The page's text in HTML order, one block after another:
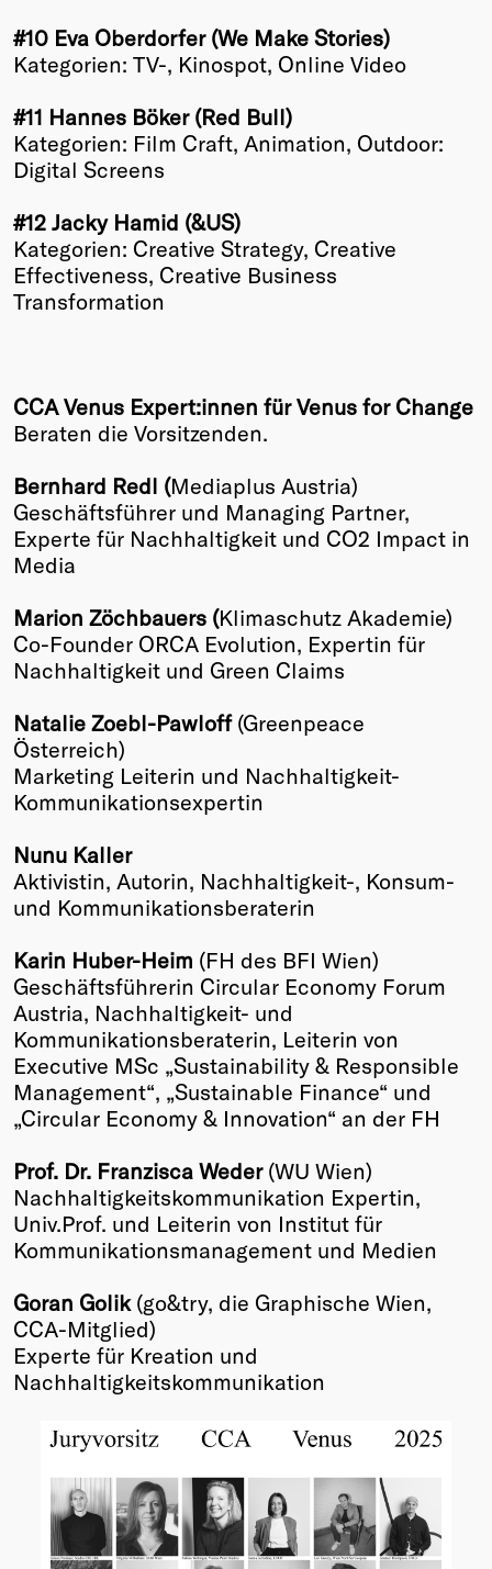
#10 Eva Oberdorfer (We Make Stories)
Kategorien: TV-, Kinospot, Online Video
#11 Hannes Böker (Red Bull)
Kategorien: Film Craft, Animation, Outdoor:
Digital Screens
#12 Jacky Hamid (&US)
Kategorien: Creative Strategy, Creative
Effectiveness, Creative Business
Transformation
CCA Venus Expert:innen für Venus for Change
Beraten die Vorsitzenden.
Bernhard Redl (Mediaplus Austria)
Geschäftsführer und Managing Partner,
Experte für Nachhaltigkeit und CO2 Impact in
Media
Marion Zöchbauers (Klimaschutz Akademie)
Co-Founder ORCA Evolution, Expertin für
Nachhaltigkeit und Green Claims
Natalie Zoebl-Pawloff(Greenpeace
Österreich)
Marketing Leiterin und Nachhaltigkeit-
Kommunikationsexpertin
Nunu Kaller
Aktivistin, Autorin, Nachhaltigkeit-, Konsum-
und Kommunikationsberaterin
Karin Huber-Heim (FH des BFI Wien)
Geschäftsführerin Circular Economy Forum
Austria, Nachhaltigkeit- und
Kommunikationsberaterin, Leiterin von
Executive MSc „Sustainability & Responsible
Management“, „Sustainable Finance“ und
„Circular Economy & Innovation“ an der FH
Prof. Dr. Franzisca Weder (WU Wien)
Nachhaltigkeitskommunikation Expertin,
Univ.Prof. und Leiterin von Institut für
Kommunikationsmanagement und Medien
Goran Golik(go&try, die Graphische Wien,
CCA-Mitglied)
Experte für Kreation und
Nachhaltigkeitskommunikation